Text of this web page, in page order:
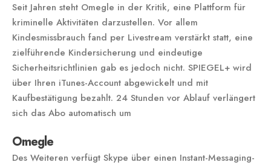
Seit Jahren steht Omegle in der Kritik, eine Plattform für
kriminelle Aktivitäten darzustellen. Vor allem
Kindesmissbrauch fand per Livestream verstärkt statt, eine
zielführende Kindersicherung und eindeutige
Sicherheitsrichtlinien gab es jedoch nicht. SPIEGEL+ wird
über Ihren iTunes-Account abgewickelt und mit
Kaufbestätigung bezahlt. 24 Stunden vor Ablauf verlängert
sich das Abo automatisch um
Omegle
Des Weiteren verfügt Skype über einen Instant-Messaging-